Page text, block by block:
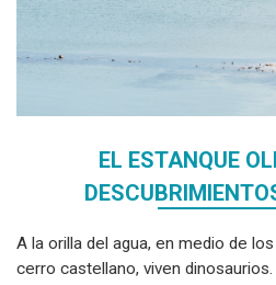
EL ESTANQUE
A la orilla del agua, en medio de
cerro castellano, viven dinosaurios.